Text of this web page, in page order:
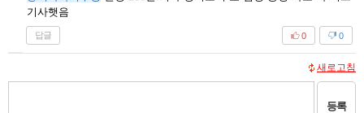
기사햇음
답글 0
0
새로고침
등록